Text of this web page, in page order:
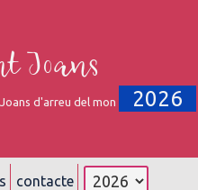
Joans
d'arreu del mon 2026
contacte